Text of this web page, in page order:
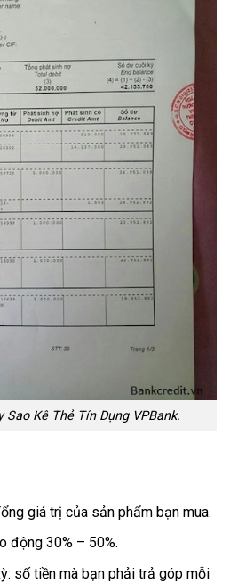
Sao Kê Thẻ Tín Dụng VPBank.
giá trị của sản phẩm bạn mua.
động 30% – 50%.
số tiền mà bạn phải trả góp mỗi